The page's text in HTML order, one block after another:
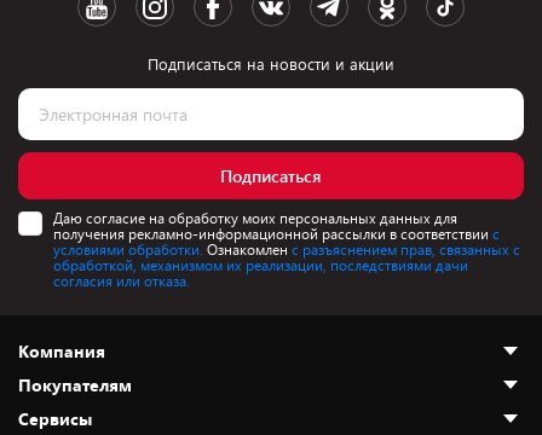
Подписаться на новости и акции
Подписаться
Даю согласие на обработку моих персональных данных для
получения рекламно-информационной рассылки в соответствии с
условиями обработки. Ознакомлен с разъяснением прав, связанных с
обработкой, механизмом их реализации, последствиями дачи
согласия или отказа.
Компания
О нас
Покупателям
Сервисы